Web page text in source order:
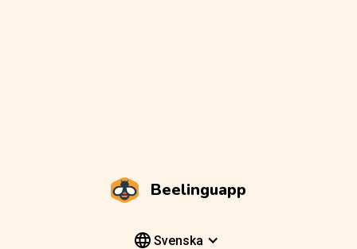
Beelinguapp
Svenska